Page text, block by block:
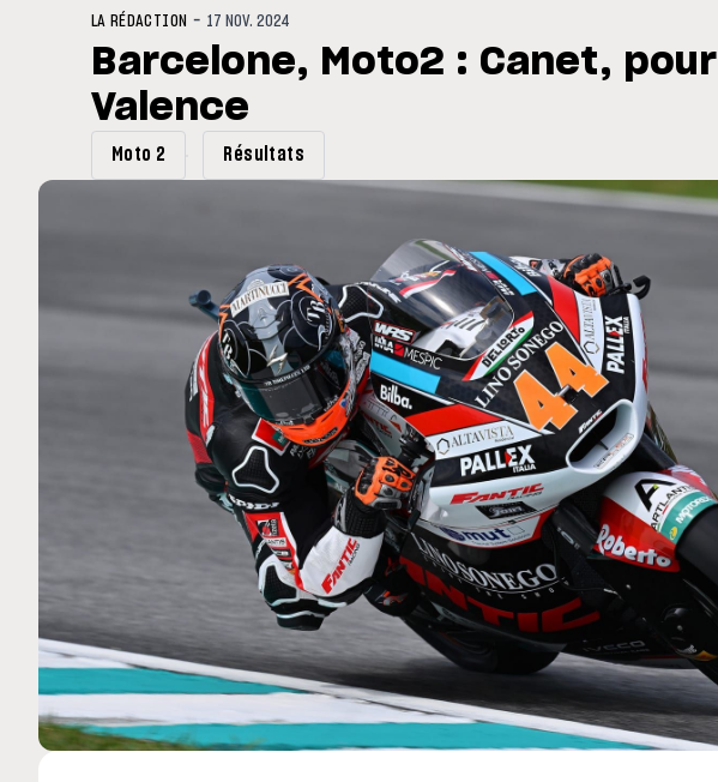
Silverstone : Horaires et Programme du GP de
LA RÉDACTION - 17 NOV. 2024
Barcelone, Moto2 : Canet, pour
Valence
Moto 2 Résultats